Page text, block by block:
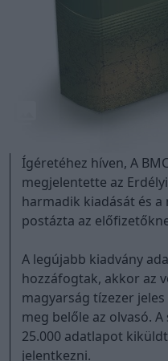
Ígéretéhez híven, A
megjelentette az
harmadik kiadását és
postázta az
A legújabb kiadvány
hozzáfogtak, akkor az
magyarság tízezer
meg belőle az olvasó.
25.000 adatlapot
jelentkezni.